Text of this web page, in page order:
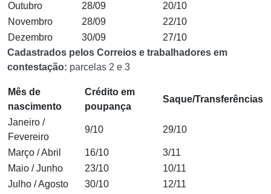
Outubro
28/09
20/10
Novembro
28/09
22/10
Dezembro
30/09
27/10
Cadastrados pelos Correios e trabalhadores em
contestação: parcelas 2 e 3
Mês de
nascimento
Crédito em
poupança
Saque/Transferências
Janeiro /
Fevereiro
9/10 29/10
Março / Abril 16/10
3/11
Maio / Junho
23/10
10/11
Julho / Agosto
30/10
12/11